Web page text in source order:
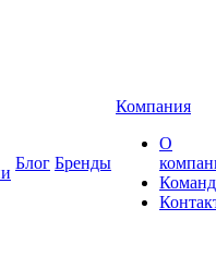
Блог Бренды
Компания
О